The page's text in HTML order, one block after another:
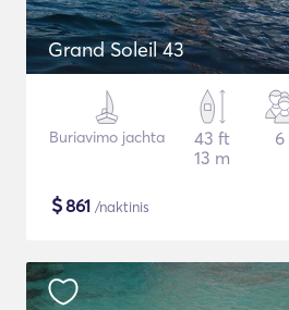
Grand Soleil 43
Buriavimo jachta
43 ft
13 m
6
$861 /naktinis